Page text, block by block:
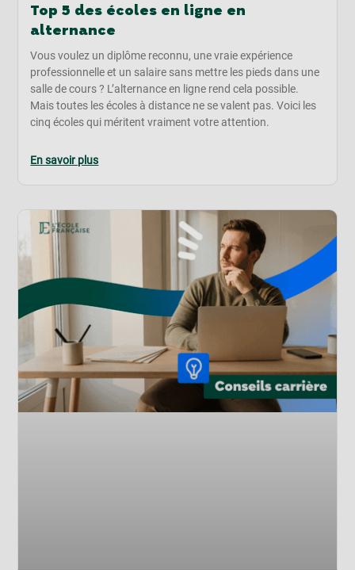
Top 5 des écoles en ligne en
alternance
Vous voulez un diplôme reconnu, une vraie expérience
professionnelle et un salaire sans mettre les pieds dans une
salle de cours ? L’alternance en ligne rend cela possible.
Mais toutes les écoles à distance ne se valent pas. Voici les
cinq écoles qui méritent vraiment votre attention.
En savoir plus